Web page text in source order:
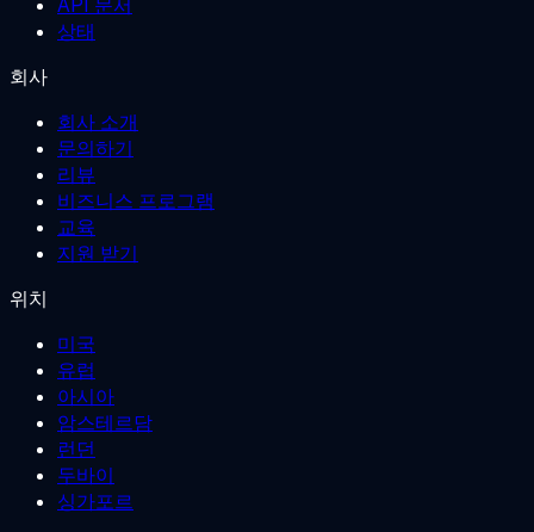
API 문서
상태
회사
회사 소개
문의하기
리뷰
비즈니스 프로그램
교육
지원 받기
위치
미국
유럽
아시아
암스테르담
런던
두바이
싱가포르